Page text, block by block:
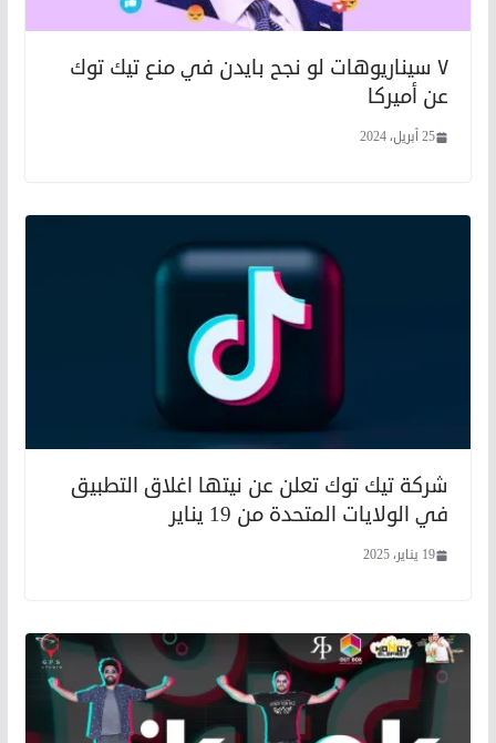
٧ سيناريوهات لو نجح بايدن في منع تيك توك
عن أميركا
25 أبريل، 2024
شركة تيك توك تعلن عن نيتها اغلاق التطبيق
في الولايات المتحدة من 19 يناير
19 يناير، 2025